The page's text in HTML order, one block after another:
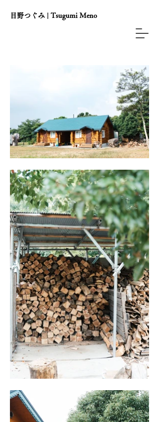
目野つぐみ | Tsugumi Meno